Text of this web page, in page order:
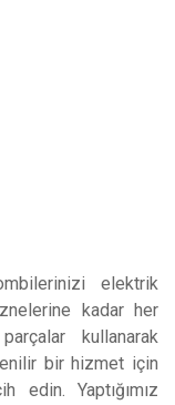
elektrik
kadar her
kullanarak
bir hizmet için
Yaptığımız